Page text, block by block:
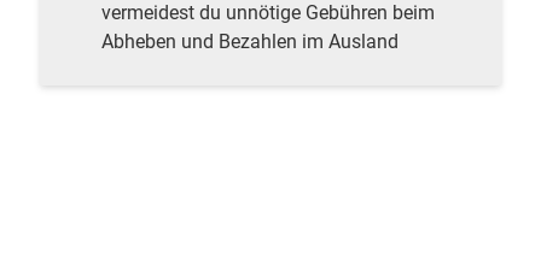
vermeidest du unnötige Gebühren beim
Abheben und Bezahlen im Ausland